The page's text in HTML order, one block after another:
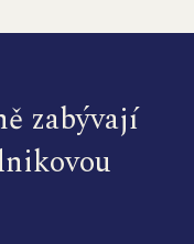
zabývají